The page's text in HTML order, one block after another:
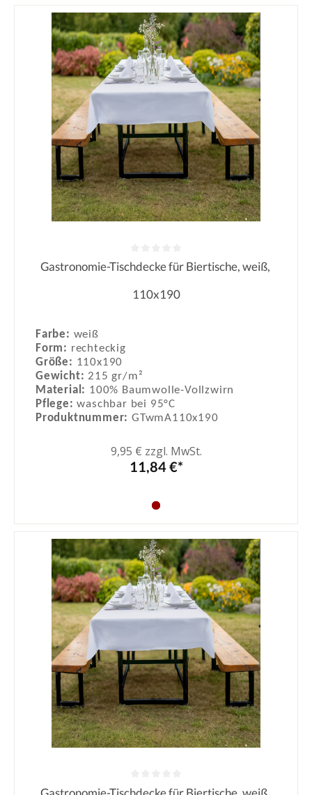
Durchschnittliche Bewertung von 0
Gastronomie-Tischdecke für Biertische, weiß,
110x190
Farbe: weiß
Form: rechteckig
Größe: 110x190
Gewicht:215 gr/m²
Material: 100% Baumwolle-Vollzwirn
Pflege:waschbar bei 95°C
Produktnummer: GTwmA110x190
9,95 € zzgl. MwSt.
11,84 €*